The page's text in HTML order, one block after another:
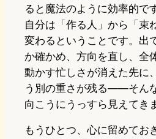
ると魔法のように効率的で
自分は「作る人」から「束
変わるということです。出
か確かめ、方向を直し、全
動かす忙しさが消えた先に
う別の重さが残る——そん
向こうにうっすら見えてき
もうひとつ、心に留めてお